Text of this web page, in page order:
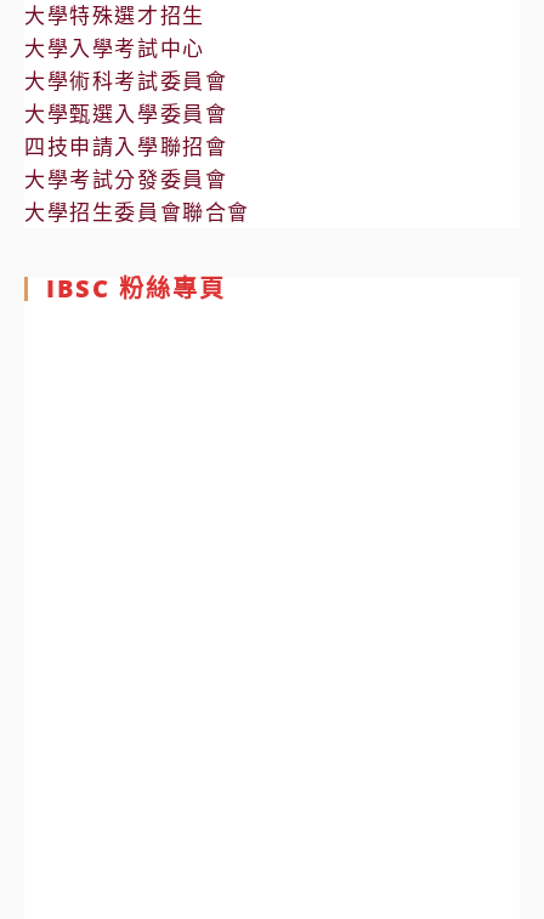
大學特殊選才招生
大學入學考試中心
大學術科考試委員會
大學甄選入學委員會
四技申請入學聯招會
大學考試分發委員會
大學招生委員會聯合會
IBSC 粉絲專頁